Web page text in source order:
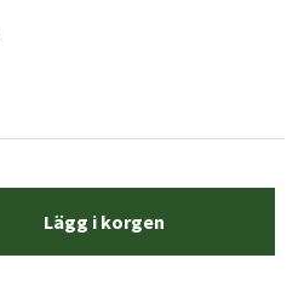
Lägg i korgen